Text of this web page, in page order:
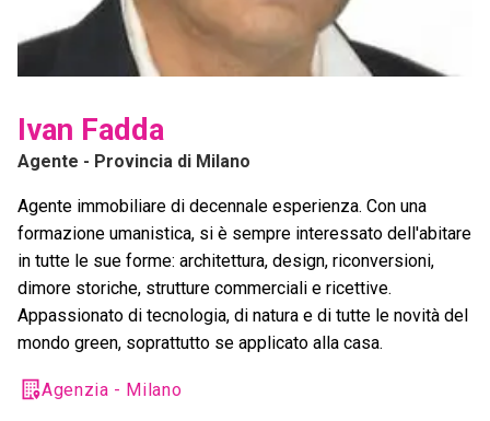
Ivan Fadda
Agente - Provincia di Milano
Agente immobiliare di decennale esperienza. Con una
formazione umanistica, si è sempre interessato dell'abitare
in tutte le sue forme: architettura, design, riconversioni,
dimore storiche, strutture commerciali e ricettive.
Appassionato di tecnologia, di natura e di tutte le novità del
mondo green, soprattutto se applicato alla casa.
Agenzia - Milano